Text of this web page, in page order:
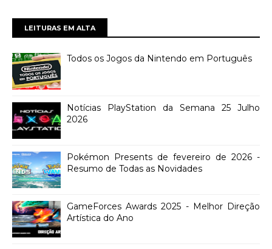
LEITURAS EM ALTA
Todos os Jogos da Nintendo em Português
Notícias PlayStation da Semana 25 Julho
2026
Pokémon Presents de fevereiro de 2026 -
Resumo de Todas as Novidades
GameForces Awards 2025 - Melhor Direção
Artística do Ano